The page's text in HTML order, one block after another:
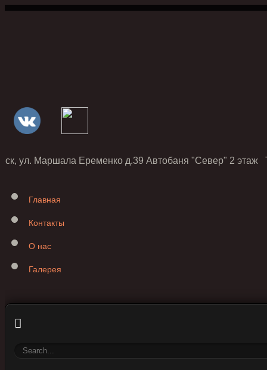
ул. Маршала Еременко д.39 Автобаня "Север" 2 этаж
Главная
Контакты
О нас
Галерея